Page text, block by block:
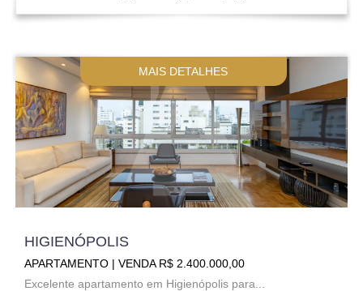
MAIS DETALHES
HIGIENÓPOLIS
APARTAMENTO | VENDA R$ 2.400.000,00
Excelente apartamento em Higienópolis para...